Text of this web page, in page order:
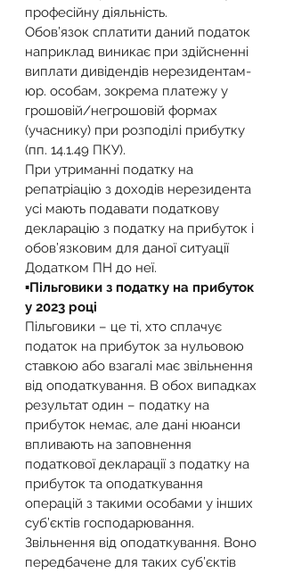
професійну діяльність.
Обов’язок сплатити даний податок
наприклад виникає при здійсненні
виплати дивідендів нерезидентам-
юр. особам, зокрема платежу у
грошовій/негрошовій формах
(учаснику) при розподілі прибутку
(пп. 14.1.49 ПКУ).
При утриманні податку на
репатріацію з доходів нерезидента
усі мають подавати податкову
декларацію з податку на прибуток і
обов’язковим для даної ситуації
Додатком ПН до неї.
▪️Пільговики з податку на прибуток
у 2023 році
Пільговики – це ті, хто сплачує
податок на прибуток за нульовою
ставкою або взагалі має звільнення
від оподаткування. В обох випадках
результат один – податку на
прибуток немає, але дані нюанси
впливають на заповнення
податкової декларації з податку на
прибуток та оподаткування
операцій з такими особами у інших
суб’єктів господарювання.
Звільнення від оподаткування. Воно
передбачене для таких суб’єктів